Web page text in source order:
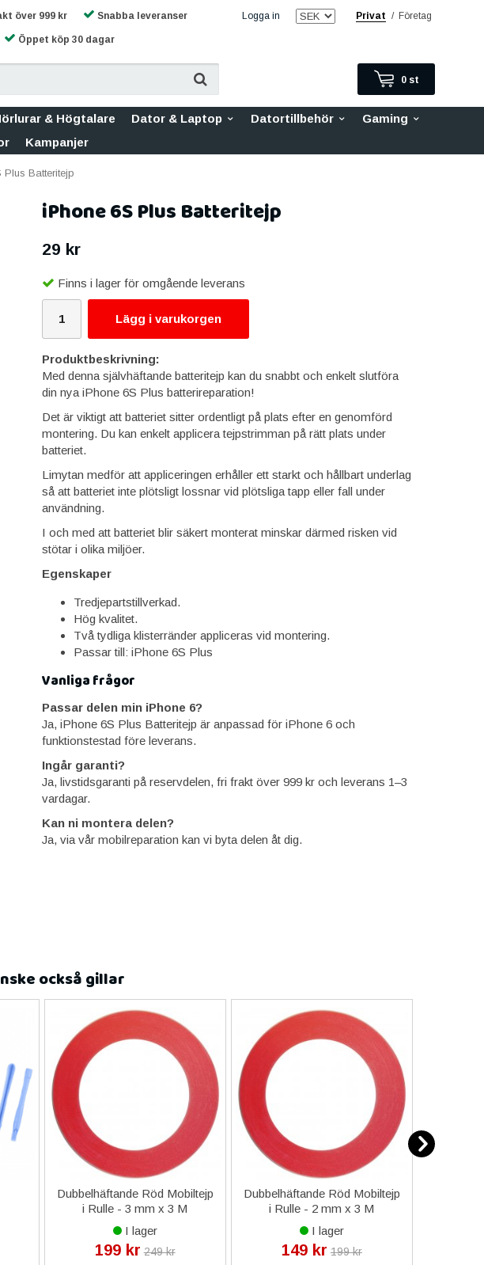
Logga in Privat / Företag
över 999 kr Snabba leveranser
Öppet köp 30 dagar
0 st
& Högtalare Dator & Laptop Datortillbehör
Gaming
Kampanjer
Plus Batteritejp
iPhone 6S Plus Batteritejp
29 kr
Finns i lager för omgående leverans
Lägg i varukorgen
Produktbeskrivning:
Med denna självhäftande batteritejp kan du snabbt och enkelt slutföra
din nya iPhone 6S Plus batterireparation!
Det är viktigt att batteriet sitter ordentligt på plats efter en genomförd
montering. Du kan enkelt applicera tejpstrimman på rätt plats under
batteriet.
Limytan medför att appliceringen erhåller ett starkt och hållbart underlag
så att batteriet inte plötsligt lossnar vid plötsliga tapp eller fall under
användning.
I och med att batteriet blir säkert monterat minskar därmed risken vid
stötar i olika miljöer.
Egenskaper
Tredjepartstillverkad.
Hög kvalitet.
Två tydliga klisterränder appliceras vid montering.
Passar till: iPhone 6S Plus
Vanliga frågor
Passar delen min iPhone 6?
Ja, iPhone 6S Plus Batteritejp är anpassad för iPhone 6 och
funktionstestad före leverans.
Ingår garanti?
Ja, livstidsgaranti på reservdelen, fri frakt över 999 kr och leverans 1–3
vardagar.
Kan ni montera delen?
Ja, via vår mobilreparation kan vi byta delen åt dig.
också gillar
Dubbelhäftande Röd Mobiltejp
i Rulle - 3 mm x 3 M
I lager
199 kr 249 kr
Dubbelhäftande Röd Mobiltejp
i Rulle - 2 mm x 3 M
I lager
149 kr 199 kr